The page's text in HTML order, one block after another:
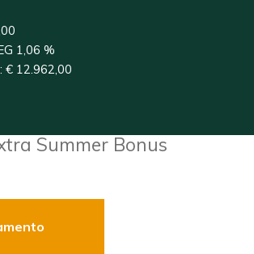
1,06 %
€ 12.962,00
Summer Bonus